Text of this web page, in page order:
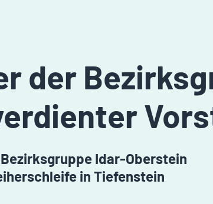
der
Idar-Oberstein
in Tiefenstein